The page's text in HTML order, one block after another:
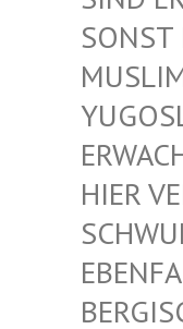
ISCHE,
E…,
LLS!
CH